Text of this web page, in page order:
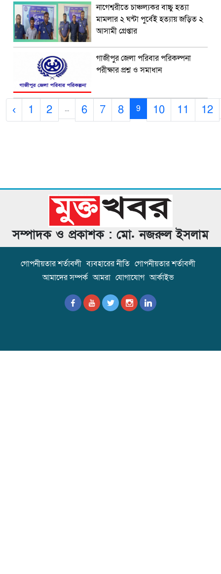
নাগেশ্বরীতে চাঞ্চল্যকর বাচ্চু হত্যা
মামলার ২ ঘন্টা পুর্বেই হত্যায় জড়িত ২
আসামী গ্রেপ্তার
গাজীপুর জেলা পরিবার পরিকল্পনা
পরীক্ষার প্রশ্ন ও সমাধান
‹ 1 2 ... 6 7 8 9 10 11 12
সম্পাদক ও প্রকাশক : মো. নজরুল ইসলাম
গোপনীয়তার শর্তাবলী ব্যবহারের নীতি গোপনীয়তার শর্তাবলী
আমাদের সম্পর্ক আমরা যোগাযোগ আর্কাইভ